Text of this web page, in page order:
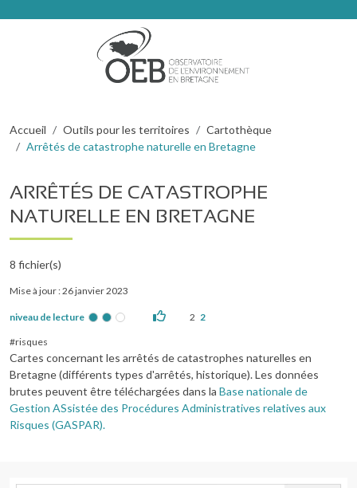
Fil d'Ariane
Accueil Outils pour les territoires
Cartothèque
Arrêtés de catastrophe naturelle en Bretagne
ARRÊTÉS DE CATASTROPHE
NATURELLE EN BRETAGNE
8 fichier(s)
Mise à jour : 26 janvier 2023
niveau de lecture 2 2
risques
Cartes concernant les arrêtés de catastrophes naturelles en
Bretagne (différents types d'arrêtés, historique). Les données
brutes peuvent être téléchargées dans la Base nationale de
Gestion ASsistée des Procédures Administratives relatives aux
Risques (GASPAR).